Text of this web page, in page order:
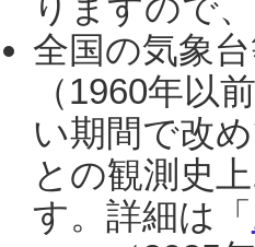
全国の気象
（1960年以
い期間で改
との観測史
す。詳細は「